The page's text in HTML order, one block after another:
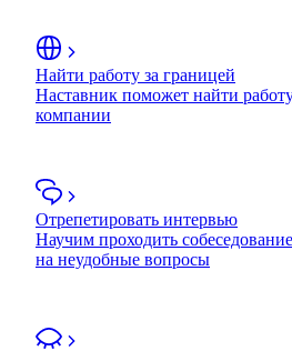
Найти работу за границей
Наставник поможет найти
компании
Отрепетировать интервью
Научим проходить
на неудобные вопросы